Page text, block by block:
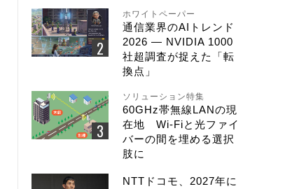
ホワイトペーパー
通信業界のAIトレンド
2026 ― NVIDIA 1000
社超調査が捉えた「転
換点」
ソリューション特集
60GHz帯無線LANの現
在地 Wi-Fiと光ファイ
バーの間を埋める選択
肢に
NTTドコモ、2027年に